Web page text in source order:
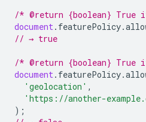
/* @return {boolean}
document. featurePolicy.
// → true
/* @return {boolean}
document. featurePolicy.
'geolocation' ,
'https://another-
);